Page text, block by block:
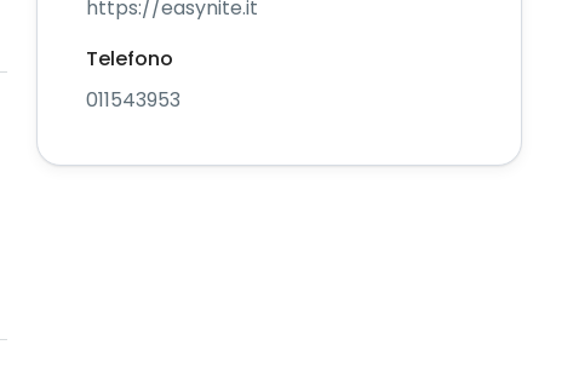
https://easynite.it
Telefono
011543953